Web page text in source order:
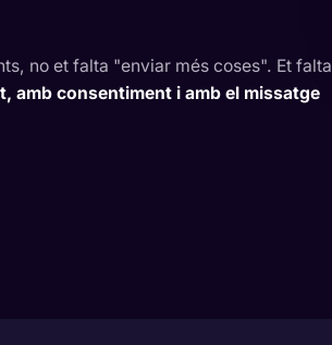
no et falta "enviar més coses". Et falta
amb consentiment i amb el missatge